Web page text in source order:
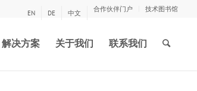
EN DE 中文 合作伙伴门户 技术图书馆
解决方案 关于我们 联系我们